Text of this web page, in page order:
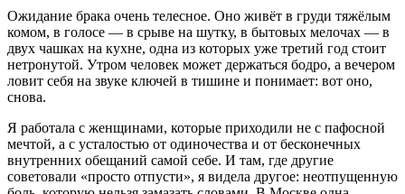
Ожидание брака очень телесное. Оно живёт в груди тяжёлым
комом, в голосе — в срыве на шутку, в бытовых мелочах — в
двух чашках на кухне, одна из которых уже третий год стоит
нетронутой. Утром человек может держаться бодро, а вечером
ловит себя на звуке ключей в тишине и понимает: вот оно,
снова.
Я работала с женщинами, которые приходили не с пафосной
мечтой, а с усталостью от одиночества и от бесконечных
внутренних обещаний самой себе. И там, где другие
советовали «просто отпусти», я видела другое: неотпущенную